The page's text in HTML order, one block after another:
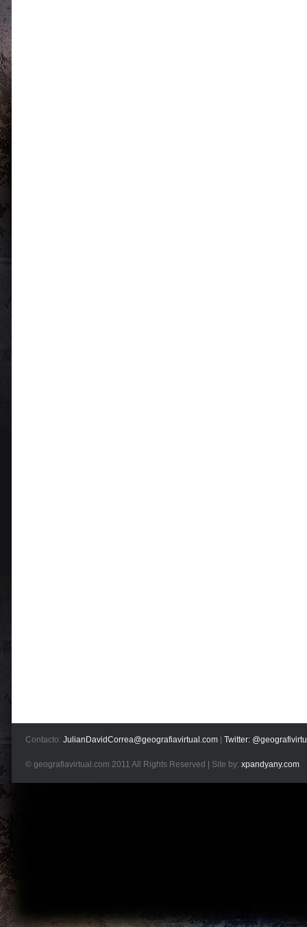
Contacto: JulianDavidCorrea@geografiavirtual.com Twitter:
© geografiavirtual.com 2011 All Rights Reserved | Site by: xpandyany.com